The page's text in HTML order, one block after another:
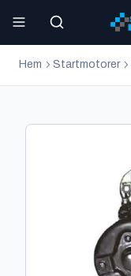
Hem Startmotorer